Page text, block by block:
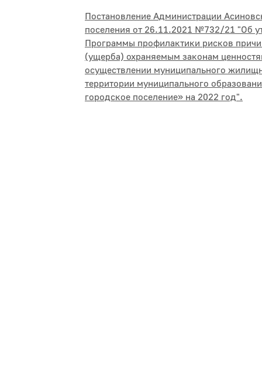
Постановление Администрации
поселения от 26.11.2021 №732/21 "Об
Программы профилактики рисков
(ущерба) охраняемым законам
осуществлении муниципального
территории муниципального
городское поселение» на 2022 год".